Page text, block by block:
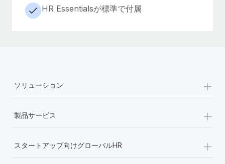
HR Essentialsが標準で付属
ソリューション +
製品サービス +
スタートアップ向けグローバルHR +